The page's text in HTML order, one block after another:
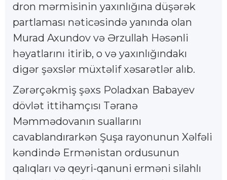
dron mərmisinin yaxınlığına düşərək
partlaması nəticəsində yanında olan
Murad Axundov və Ərzullah Həsənli
həyatlarını itirib, o və yaxınlığındakı
digər şəxslər müxtəlif xəsarətlər alıb.
Zərərçəkmiş şəxs Poladxan Babayev
dövlət ittihamçısı Təranə
Məmmədovanın suallarını
cavablandırarkən Şuşa rayonunun Xəlfəli
kəndində Ermənistan ordusunun
qalıqları və qeyri-qanuni erməni silahlı